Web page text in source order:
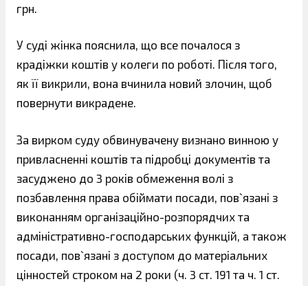
грн.
У суді жінка пояснила, що все почалося з
крадіжки коштів у колеги по роботі. Після того,
як її викрили, вона вчинила новий злочин, щоб
повернути викрадене.
За вирком суду обвинувачену визнано винною у
привласненні коштів та підробці документів та
засуджено до 3 років обмеження волі з
позбавлення права обіймати посади, пов`язані з
виконанням організаційно-розпорядчих та
адміністративно-господарських функцій, а також
посади, пов`язані з доступом до матеріальних
цінностей строком на 2 роки (ч. 3 ст. 191 та ч. 1 ст.